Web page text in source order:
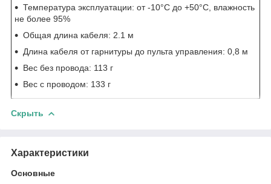
Температура эксплуатации: от -10°C до +50°C, влажность
не более 95%
Общая длина кабеля: 2.1 м
Длина кабеля от гарнитуры до пульта управления: 0,8 м
Вес без провода: 113 г
Вес с проводом: 133 г
Скрыть
Характеристики
Основные